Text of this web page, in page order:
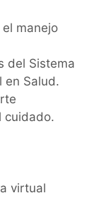
manejo
del Sistema
en Salud.
cuidado.
virtual